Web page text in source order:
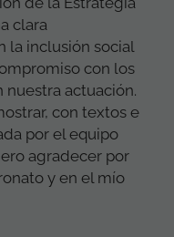
clara
la inclusión social
con los
nuestra actuación.
con textos e
por el equipo
agradecer por
y en el mío